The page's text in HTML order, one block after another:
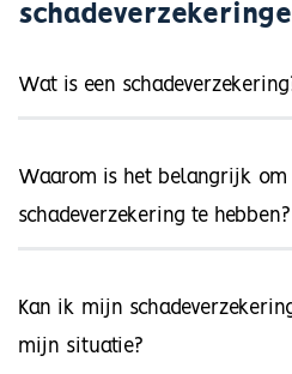
Wat is een
Waarom is het belangrijk om
schadeverzekering te hebben?
Kan ik mijn
mijn situatie?